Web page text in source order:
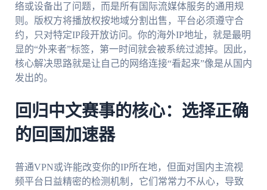
络或设备出了问题，而是所有国际流媒体服务的通用规
则。版权方将播放权按地域分割出售，平台必须遵守合
约，只对特定IP段开放访问。你的海外IP地址，就是最明
显的“外来者”标签，第一时间就会被系统过滤掉。因此，
核心解决思路就是让自己的网络连接“看起来”像是从国内
发出的。
回归中文赛事的核心：选择正确
的回国加速器
普通VPN或许能改变你的IP所在地，但面对国内主流视
频平台日益精密的检测机制，它们常常力不从心，导致